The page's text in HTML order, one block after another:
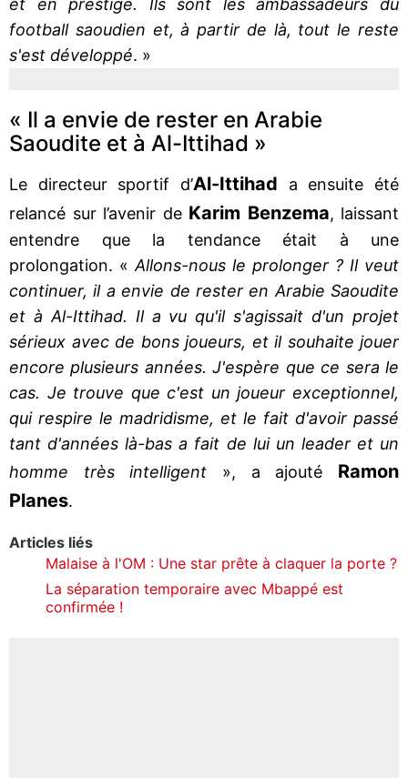
et en prestige. Ils sont les ambassadeurs du
football saoudien et, à partir de là, tout le reste
s'est développé. »
« Il a envie de rester en Arabie
Saoudite et à Al-Ittihad »
Le directeur sportif d’Al-Ittihad a ensuite été
relancé sur l’avenir de Karim Benzema, laissant
entendre que la tendance était à une
prolongation. « Allons-nous le prolonger ? Il veut
continuer, il a envie de rester en Arabie Saoudite
et à Al-Ittihad. Il a vu qu'il s'agissait d'un projet
sérieux avec de bons joueurs, et il souhaite jouer
encore plusieurs années. J'espère que ce sera le
cas. Je trouve que c'est un joueur exceptionnel,
qui respire le madridisme, et le fait d'avoir passé
tant d'années là-bas a fait de lui un leader et un
homme très intelligent », a ajouté Ramon
Planes.
Articles liés
Malaise à l'OM : Une star prête à claquer la porte ?
La séparation temporaire avec Mbappé est
confirmée !